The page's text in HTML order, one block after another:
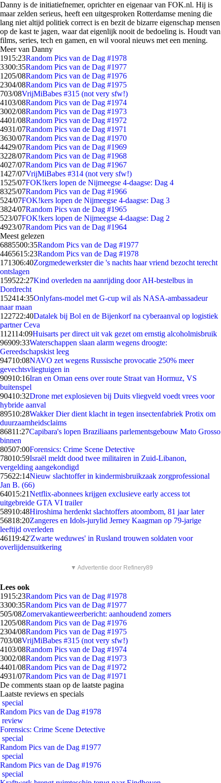
Danny is de initiatiefnemer, oprichter en eigenaar van FOK.nl. Hij is
maar zelden serieus, heeft een uitgesproken Rotterdamse mening die
lang niet altijd politiek correct is en bezit de bizarre eigenschap mensen
op de kast te jagen, waar dat eigenlijk nooit de bedoeling is. Houdt van
films, series, tech en gamen, en wil vooral nieuws met een mening.
Meer van Danny
1915:23Random Pics van de Dag #1978
3300:35Random Pics van de Dag #1977
1205/08Random Pics van de Dag #1976
2304/08Random Pics van de Dag #1975
703/08VrijMiBabes #315 (not very sfw!)
4103/08Random Pics van de Dag #1974
3002/08Random Pics van de Dag #1973
4401/08Random Pics van de Dag #1972
4931/07Random Pics van de Dag #1971
3630/07Random Pics van de Dag #1970
4429/07Random Pics van de Dag #1969
3228/07Random Pics van de Dag #1968
4027/07Random Pics van de Dag #1967
1427/07VrijMiBabes #314 (not very sfw!)
1525/07FOK!kers lopen de Nijmeegse 4-daagse: Dag 4
8325/07Random Pics van de Dag #1966
524/07FOK!kers lopen de Nijmeegse 4-daagse: Dag 3
3824/07Random Pics van de Dag #1965
523/07FOK!kers lopen de Nijmeegse 4-daagse: Dag 2
4923/07Random Pics van de Dag #1964
Meest gelezen
6885500:35Random Pics van de Dag #1977
4465615:23Random Pics van de Dag #1978
171306:40Zorgmedewerkster die 's nachts haar vriend bezocht terecht
ontslagen
159522:27Kind overleden na aanrijding door AH-bestelbus in
Dordrecht
152414:35Onlyfans-model met G-cup wil als NASA-ambassadeur
naar maan
122722:40Datalek bij Bol en de Bijenkorf na cyberaanval op logistiek
partner Ceva
112114:09Huisarts per direct uit vak gezet om ernstig alcoholmisbruik
96909:33Waterschappen slaan alarm wegens droogte:
Gereedschapskist leeg
94710:08NAVO zet wegens Russische provocatie 250% meer
gevechtsvliegtuigen in
90910:16Iran en Oman eens over route Straat van Hormuz, VS
buitenspel
90410:32Drone met explosieven bij Duits vliegveld voedt vrees voor
hybride aanval
89510:28Wakker Dier dient klacht in tegen insectenfabriek Protix om
duurzaamheidsclaims
86811:27Capibara's lopen Braziliaans parlementsgebouw Mato Grosso
binnen
80507:00Forensics: Crime Scene Detective
78010:59Israël meldt dood twee militairen in Zuid-Libanon,
vergelding aangekondigd
75622:14Nieuw slachtoffer in kindermisbruikzaak zorgprofessional
Jan B. (66)
64015:21Netflix-abonnees krijgen exclusieve early access tot
uitgebreide GTA VI trailer
58910:48Hiroshima herdenkt slachtoffers atoombom, 81 jaar later
56818:20Zangeres en Idols-jurylid Jerney Kaagman op 79-jarige
leeftijd overleden
46119:42'Zwarte weduwes' in Rusland trouwen soldaten voor
overlijdensuitkering
▼ Advertentie door Refinery89
Lees ook
1915:23Random Pics van de Dag #1978
3300:35Random Pics van de Dag #1977
505/08Zomervakantieweerbericht: aanhoudend zomers
1205/08Random Pics van de Dag #1976
2304/08Random Pics van de Dag #1975
703/08VrijMiBabes #315 (not very sfw!)
4103/08Random Pics van de Dag #1974
3002/08Random Pics van de Dag #1973
4401/08Random Pics van de Dag #1972
4931/07Random Pics van de Dag #1971
De comments staan op de laatste pagina
Laatste reviews en specials
special
Random Pics van de Dag #1978
review
Forensics: Crime Scene Detective
special
Random Pics van de Dag #1977
special
Random Pics van de Dag #1976
special